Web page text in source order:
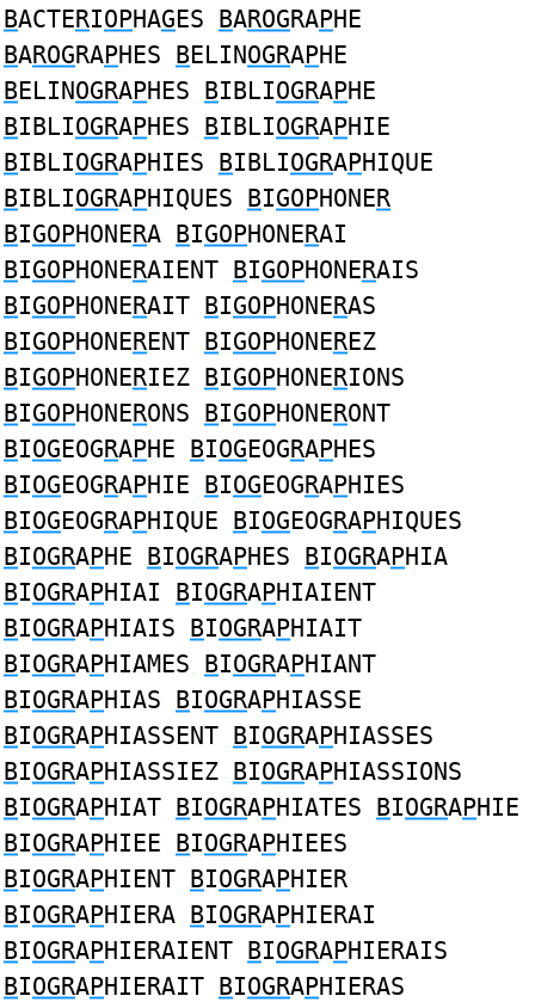
BACTERIOPHAGES BAROGRAPHE
BAROGRAPHES BELINOGRAPHE
BELINOGRAPHES BIBLIOGRAPHE
BIBLIOGRAPHES BIBLIOGRAPHIE
BIBLIOGRAPHIES BIBLIOGRAPHIQUE
BIBLIOGRAPHIQUES BIGOPHONER
BIGOPHONERA BIGOPHONERAI
BIGOPHONERAIENT BIGOPHONERAIS
BIGOPHONERAIT BIGOPHONERAS
BIGOPHONERENT BIGOPHONEREZ
BIGOPHONERIEZ BIGOPHONERIONS
BIGOPHONERONS BIGOPHONERONT
BIOGEOGRAPHE BIOGEOGRAPHES
BIOGEOGRAPHIE BIOGEOGRAPHIES
BIOGEOGRAPHIQUE BIOGEOGRAPHIQUES
BIOGRAPHE BIOGRAPHES BIOGRAPHIA
BIOGRAPHIAI BIOGRAPHIAIENT
BIOGRAPHIAIS BIOGRAPHIAIT
BIOGRAPHIAMES BIOGRAPHIANT
BIOGRAPHIAS BIOGRAPHIASSE
BIOGRAPHIASSENT BIOGRAPHIASSES
BIOGRAPHIASSIEZ BIOGRAPHIASSIONS
BIOGRAPHIAT BIOGRAPHIATES BIOGRAPHIE
BIOGRAPHIEE BIOGRAPHIEES
BIOGRAPHIENT BIOGRAPHIER
BIOGRAPHIERA BIOGRAPHIERAI
BIOGRAPHIERAIENT BIOGRAPHIERAIS
BIOGRAPHIERAIT BIOGRAPHIERAS